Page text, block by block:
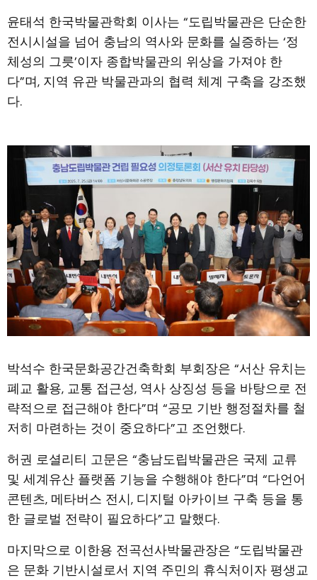
윤태석 한국박물관학회 이사는 “도립박물관은 단순한
전시시설을 넘어 충남의 역사와 문화를 실증하는 ‘정
체성의 그릇’이자 종합박물관의 위상을 가져야 한
다”며, 지역 유관 박물관과의 협력 체계 구축을 강조했
다.
박석수 한국문화공간건축학회 부회장은 “서산 유치는
폐교 활용, 교통 접근성, 역사 상징성 등을 바탕으로 전
략적으로 접근해야 한다”며 “공모 기반 행정절차를 철
저히 마련하는 것이 중요하다”고 조언했다.
허권 로셜리티 고문은 “충남도립박물관은 국제 교류
및 세계유산 플랫폼 기능을 수행해야 한다”며 “다언어
콘텐츠, 메타버스 전시, 디지털 아카이브 구축 등을 통
한 글로벌 전략이 필요하다”고 말했다.
마지막으로 이한용 전곡선사박물관장은 “도립박물관
은 문화 기반시설로서 지역 주민의 휴식처이자 평생교